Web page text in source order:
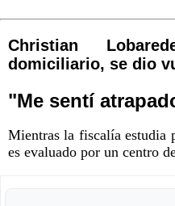
Christian
domiciliario, se dio
"Me sentí
Mientras la fiscalía estudia
es evaluado por un centro